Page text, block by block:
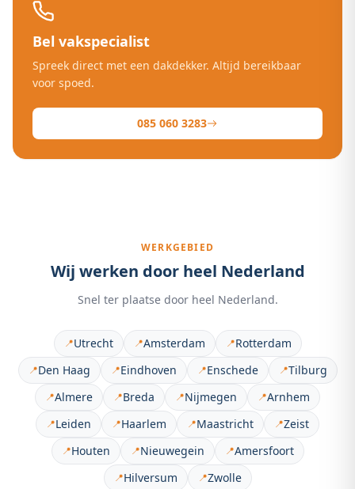
Bel vakspecialist
Spreek direct met een dakdekker. Altijd bereikbaar
voor spoed.
085 060 3283
WERKGEBIED
Wij werken door heel Nederland
Snel ter plaatse door heel Nederland.
📍Utrecht 📍Amsterdam 📍Rotterdam
📍Den Haag 📍Eindhoven 📍Enschede 📍Tilburg
📍Almere 📍Breda 📍Nijmegen 📍Arnhem
📍Leiden 📍Haarlem 📍Maastricht 📍Zeist
📍Houten 📍Nieuwegein 📍Amersfoort
📍Hilversum 📍Zwolle